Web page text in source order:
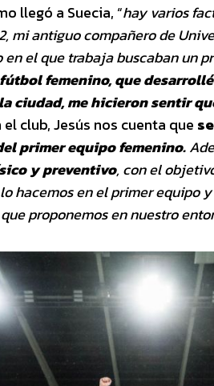
llegó a Suecia, “hay varios
mi antiguo compañero de
enel que trabaja buscaban un
femenino, que
ciudad, me hicieron sentir
club, Jesús nos cuenta que
primer equipo femenino.
y preventivo, con el
hacemos en el primer equipo
proponemos en nuestro